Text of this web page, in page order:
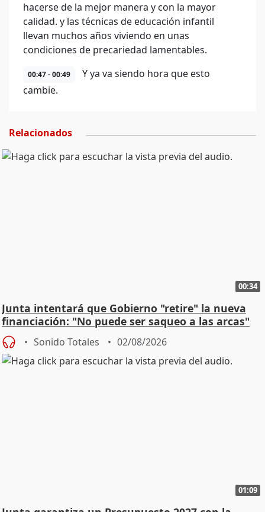
hacerse de la mejor manera y con la mayor
calidad. y las técnicas de educación infantil
llevan muchos años viviendo en unas
condiciones de precariedad lamentables.
00:47 - 00:49
Y ya va siendo hora que esto
cambie.
Relacionados
00:34
Junta intentará que Gobierno "retire" la nueva
financiación: "No puede ser saqueo a las arcas"
Sonido Totales 02/08/2026
01:09